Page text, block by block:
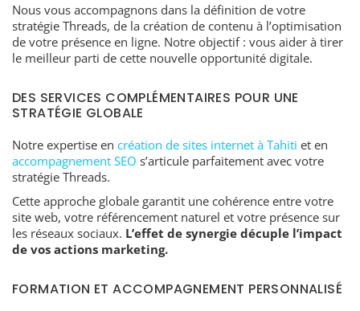
Nous vous accompagnons dans la définition de votre
stratégie Threads, de la création de contenu à l’optimisation
de votre présence en ligne. Notre objectif : vous aider à tirer
le meilleur parti de cette nouvelle opportunité digitale.
DES SERVICES COMPLÉMENTAIRES POUR UNE
STRATÉGIE GLOBALE
Notre expertise en création de sites internet à Tahiti et en
accompagnement SEO s’articule parfaitement avec votre
stratégie Threads.
Cette approche globale garantit une cohérence entre votre
site web, votre référencement naturel et votre présence sur
les réseaux sociaux. L’effet de synergie décuple l’impact
de vos actions marketing.
FORMATION ET ACCOMPAGNEMENT PERSONNALISÉ